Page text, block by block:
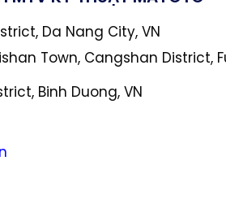
Da Nang City, VN
Town, Cangshan District,
Binh Duong, VN